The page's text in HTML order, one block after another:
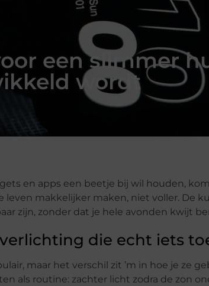
een slimmer
wordt
en apps een beetje bij wil houden,
leven makkelijker maken, niet voller. De
zijn, zonder dat je hele avonden kwijt
die echt iets
maar het verschil zit ’m in hoe je ze
als routine: zachter licht zodra de zon